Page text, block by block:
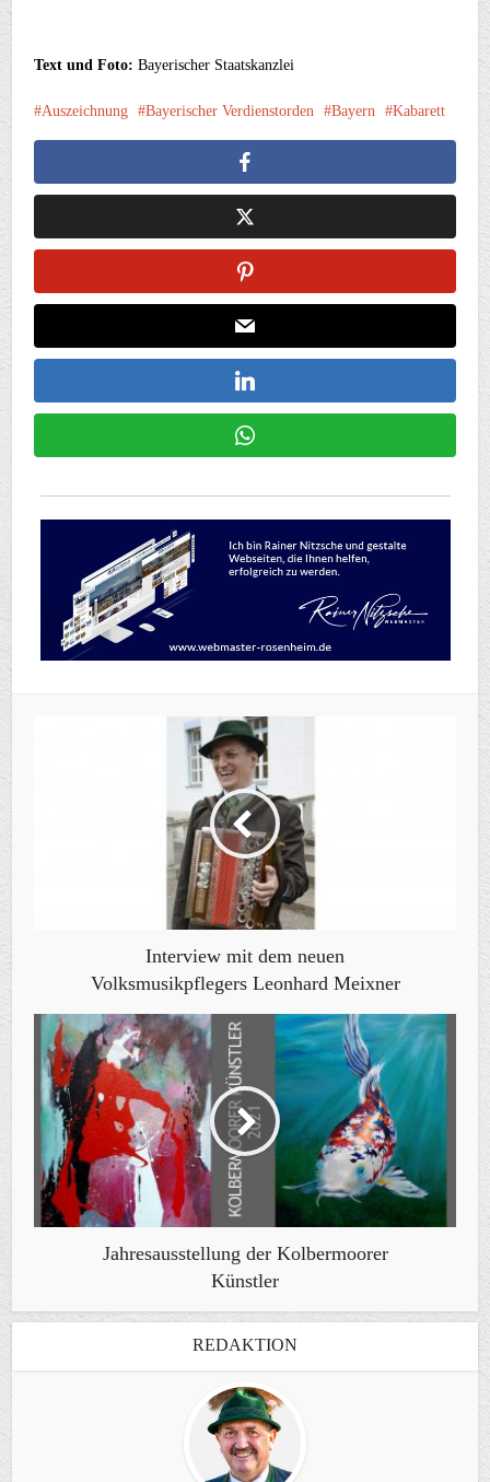
Text und Foto: Bayerischer Staatskanzlei
Auszeichnung Bayerischer Verdienstorden Bayern Kabarett
Interview mit dem neuen
Volksmusikpflegers Leonhard Meixner
Jahresausstellung der Kolbermoorer
Künstler
REDAKTION